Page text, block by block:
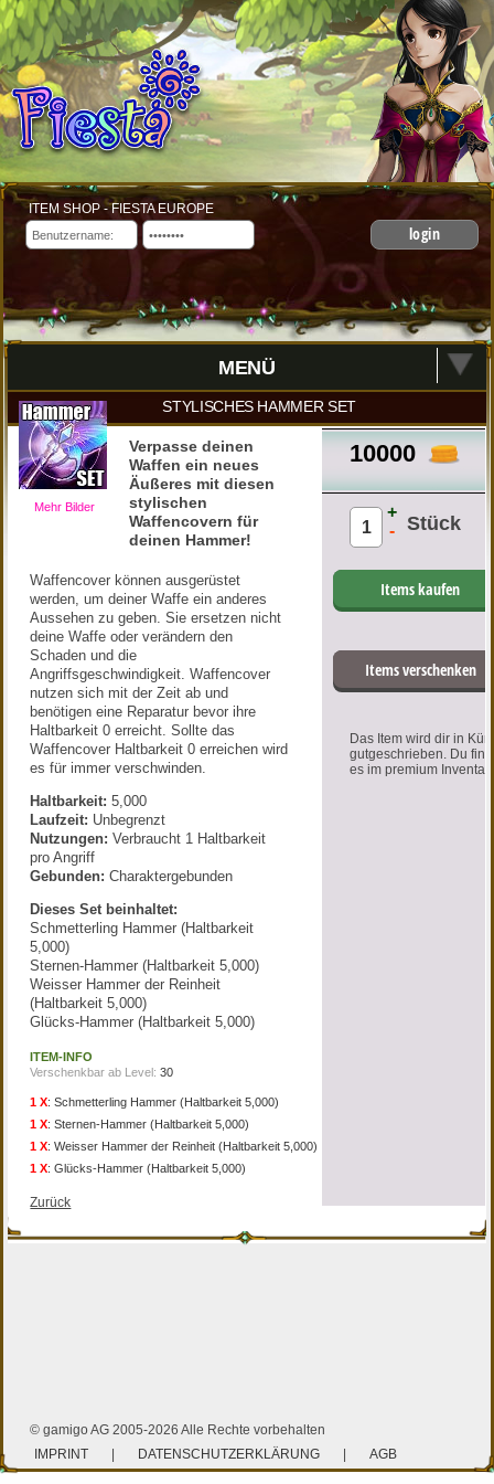
ITEM SHOP - FIESTA EUROPE
login
MENÜ
STYLISCHES HAMMER SET
10000
Stück
+
-
Items kaufen
Items verschenken
Das Item wird dir in
gutgeschrieben. Du
es im premium Inventar.
Mehr Bilder
Verpasse deinen
Waffen ein neues
Äußeres mit diesen
stylischen
Waffencovern für
deinen Hammer!
Waffencover können ausgerüstet
werden, um deiner Waffe ein anderes
Aussehen zu geben. Sie ersetzen nicht
deine Waffe oder verändern den
Schaden und die
Angriffsgeschwindigkeit. Waffencover
nutzen sich mit der Zeit ab und
benötigen eine Reparatur bevor ihre
Haltbarkeit 0 erreicht. Sollte das
Waffencover Haltbarkeit 0 erreichen wird
es für immer verschwinden.
Haltbarkeit: 5,000
Laufzeit: Unbegrenzt
Nutzungen: Verbraucht 1 Haltbarkeit
pro Angriff
Gebunden: Charaktergebunden
Dieses Set beinhaltet:
Schmetterling Hammer (Haltbarkeit
5,000)
Sternen-Hammer (Haltbarkeit 5,000)
Weisser Hammer der Reinheit
(Haltbarkeit 5,000)
Glücks-Hammer (Haltbarkeit 5,000)
ITEM-INFO
Verschenkbar ab Level:30
1 X:Schmetterling Hammer (Haltbarkeit 5,000)
1 X:Sternen-Hammer (Haltbarkeit 5,000)
1 X:Weisser Hammer der Reinheit (Haltbarkeit 5,000)
1 X:Glücks-Hammer (Haltbarkeit 5,000)
Zurück
© gamigo AG 2005-2026 Alle Rechte vorbehalten
IMPRINT
DATENSCHUTZERKLÄRUNG AGB